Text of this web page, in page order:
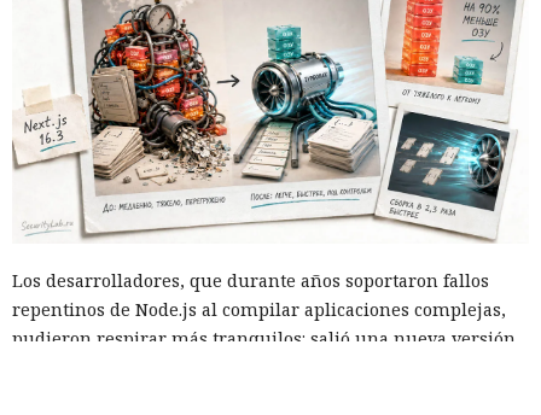
Los desarrolladores, que durante años soportaron fallos
repentinos de Node.js al compilar aplicaciones complejas,
pudieron respirar más tranquilos: salió una nueva versión